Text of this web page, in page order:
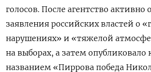
голосов. После агентство активно
заявления российских властей о
нарушениях» и «тяжелой
на выборах, а затем опубликовало
названием «Пиррова победа